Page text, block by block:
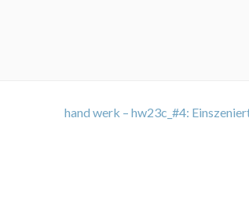
hand werk – hw23c_#4: